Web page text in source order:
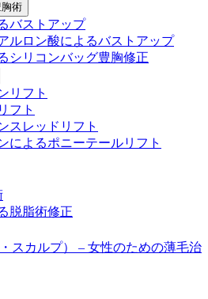
術
バストアップ
ルロン酸によるバストアップ
シリコンバッグ豊胸修正
リフト
フト
スレッドリフト
によるポニーテールリフト
脱脂術修正
スカルプ） – 女性のための薄毛治